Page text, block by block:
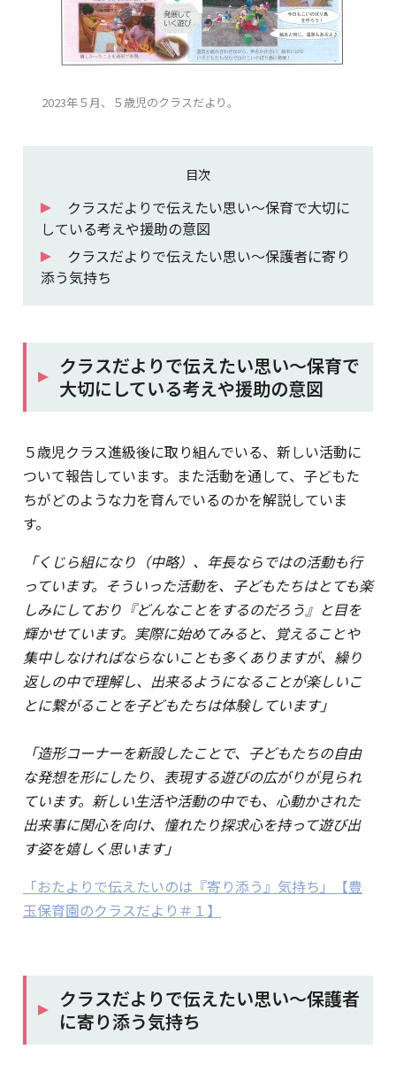
2023年５月、５歳児のクラスだより。
目次
クラスだよりで伝えたい思い～保育で大切に
している考えや援助の意図
クラスだよりで伝えたい思い～保護者に寄り
添う気持ち
クラスだよりで伝えたい思い～保育で
大切にしている考えや援助の意図
５歳児クラス進級後に取り組んでいる、新しい活動に
ついて報告しています。また活動を通して、子どもた
ちがどのような力を育んでいるのかを解説していま
す。
「くじら組になり（中略）、年長ならではの活動も行
っています。そういった活動を、子どもたちはとても楽
しみにしており『どんなことをするのだろう』と目を
輝かせています。実際に始めてみると、覚えることや
集中しなければならないことも多くありますが、繰り
返しの中で理解し、出来るようになることが楽しいこ
とに繋がることを子どもたちは体験しています」
「造形コーナーを新設したことで、子どもたちの自由
な発想を形にしたり、表現する遊びの広がりが見られ
ています。新しい生活や活動の中でも、心動かされた
出来事に関心を向け、憧れたり探求心を持って遊び出
す姿を嬉しく思います」
「おたよりで伝えたいのは『寄り添う』気持ち」【豊
玉保育園のクラスだより＃１】
クラスだよりで伝えたい思い～保護者
に寄り添う気持ち